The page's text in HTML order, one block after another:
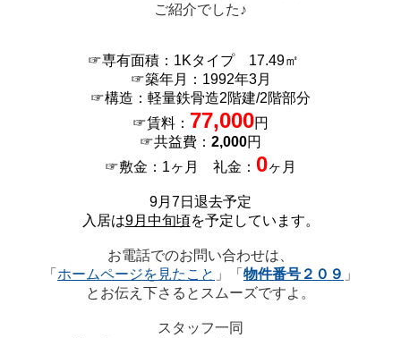
ご紹介でした♪
☞専有面積：1Kタイプ 17.49㎡
☞築年月：1992年3月
☞構造：軽量鉄骨造2階建/2階部分
☞賃料： 77,000円
☞共益費： 2,000円
☞敷金：1ヶ月 礼金： 0ヶ月
9月7日退去予定
入居は9月中旬頃を予定しています。
お電話でのお問い合わせは、
「 ホームページを見たこと 」「 物件番号２０９ 」
とお伝え下さるとスムーズですよ。
スタッフ一同